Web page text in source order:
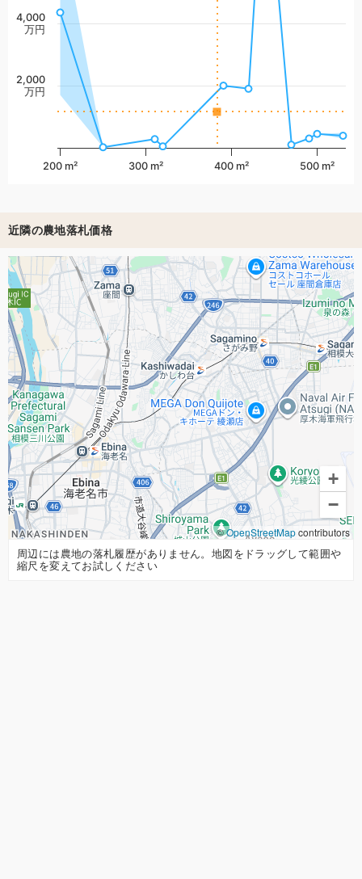
200 m² 300 m² 400 m² 500 m²
2,000
万円
4,000
万円
近隣の農地落札価格
+
−
©OpenStreetMapcontributors
周辺には農地の落札履歴がありません。地図をドラッグして範囲や
縮尺を変えてお試しください